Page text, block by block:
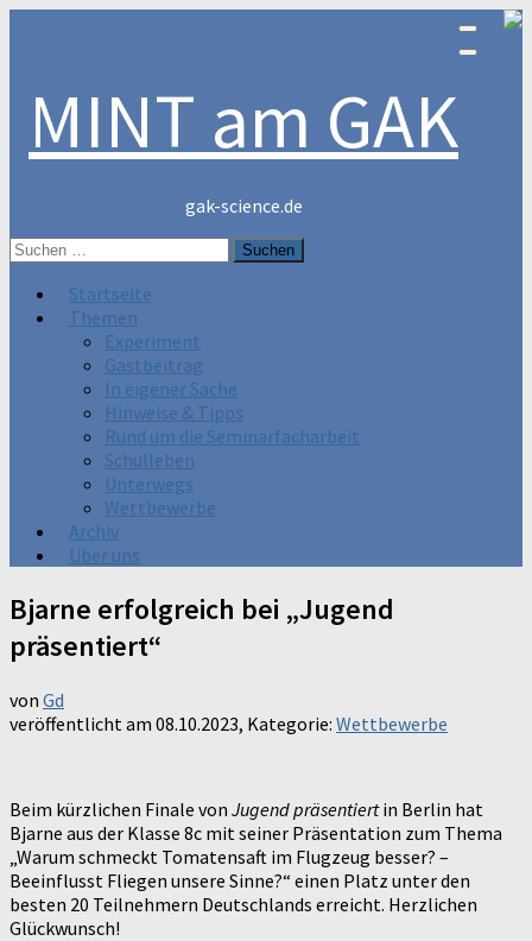
MINT am GAK
gak-science.de
Suchen
nach:
Startseite
Themen
Experiment
Gastbeitrag
In eigener Sache
Hinweise & Tipps
Rund um die Seminarfacharbeit
Schulleben
Unterwegs
Wettbewerbe
Archiv
Über uns
Bjarne erfolgreich bei „Jugend
präsentiert“
von Gd
veröffentlicht am 08.10.2023, Kategorie: Wettbewerbe
Beim kürzlichen Finale von Jugend präsentiertin Berlin hat
Bjarne aus der Klasse 8c mit seiner Präsentation zum Thema
„Warum schmeckt Tomatensaft im Flugzeug besser? –
Beeinflusst Fliegen unsere Sinne?“ einen Platz unter den
besten 20 Teilnehmern Deutschlands erreicht. Herzlichen
Glückwunsch!